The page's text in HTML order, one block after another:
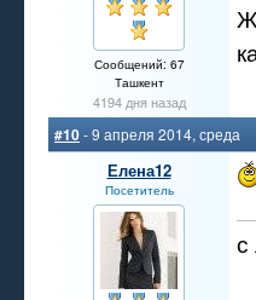
Сообщений: 67
Ташкент
4194 дня назад
#10- 9 апреля 2014, среда
Елена12
Посетитель
с